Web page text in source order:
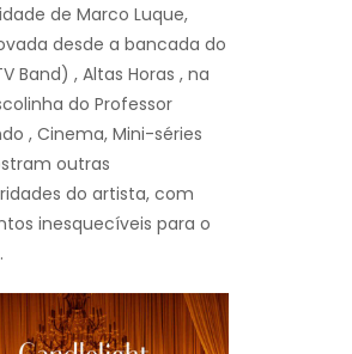
de Marco Luque,
desde a bancada do
Band) , Altas Horas , na
do Professor
, Cinema, Mini-séries
outras
do artista, com
inesquecíveis para o